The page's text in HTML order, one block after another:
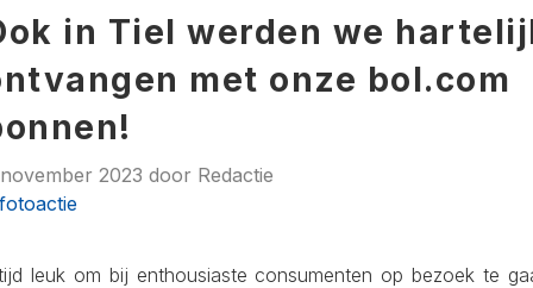
in Tiel werden we
met onze bol.com
2023 door Redactie
fotoactie
leuk om bij enthousiaste consumenten op bezoek te